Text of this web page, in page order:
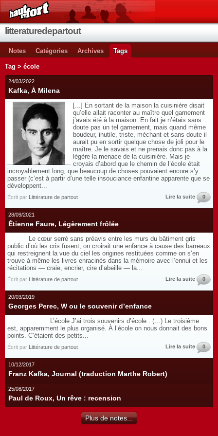
litteraturedepartout
Notes Catégories Archives Tags
Tag > école
24/03/2022
Kafka, À Milena
[...] En sortant de la maison la cuisinière disait
qu’elle allait raconter au maître quel garnement
j’avais été à la maison. En fait je n’étais sans
doute pas un tel garnement, mais quand même
boudeur, inutile, triste, méchant et sans doute il
aurait pu en sortir quelque chose de joli pour le
maître. Je le savais et ne prenais donc pas à la
légère la menace de la cuisinière. Mais je
croyais d’abord que le chemin de l’école était
incroyablement long, que beaucoup de choses pouvaient encore s’y
passer (c’est à partir d’une telle insouciance enfantine apparente que se
développent...
Écrit par Littérature de partout Lire la suite 0
28/09/2021
Étienne Faure, Légèrement frôlée
Le cœur serré sans préavis entre les murs du bâtiment gris
public d’où les cris fusent, on croirait une enfance à cause des barreaux
qui restreignent la vue du ciel les origines restituées comme on s’en
trouve à même les livres enracinés dans la mémoire avec l’ennui et les
récitations — craie, encrier, cire d’abeille — la...
Écrit par Littérature de partout Lire la suite 0
20/03/2019
Georges Perec, W ou le souvenir d’enfance
L’école J’ai trois souvenirs d’école : (…) Le troisième
est, apparemment le plus organisé. À l’école on nous donnait des bons
points. C’étaient des petits...
Écrit par Littérature de partout Lire la suite 0
10/12/2017
Franz Kafka, Journal (traduction Marthe Robert)
25/08/2017
Paul de Roux, Un rêve : recension
Plus de notes...